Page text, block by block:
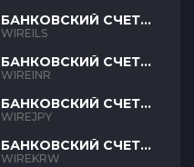
БАНКОВСКИЙ СЧЕТ
ILS
WIREILS
БАНКОВСКИЙ СЧЕТ
INR
WIREINR
БАНКОВСКИЙ СЧЕТ
JPY
WIREJPY
БАНКОВСКИЙ СЧЕТ
KRW
WIREKRW